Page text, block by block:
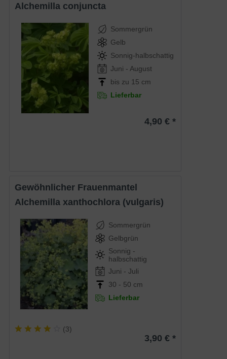
Alchemilla conjuncta
Sommergrün
Gelb
Sonnig-halbschattig
Juni - August
bis zu 15 cm
Lieferbar
4,90 € *
Gewöhnlicher Frauenmantel
Alchemilla xanthochlora (vulgaris)
Sommergrün
Gelbgrün
Sonnig -
halbschattig
Juni - Juli
30 - 50 cm
Lieferbar
(3)
3,90 € *